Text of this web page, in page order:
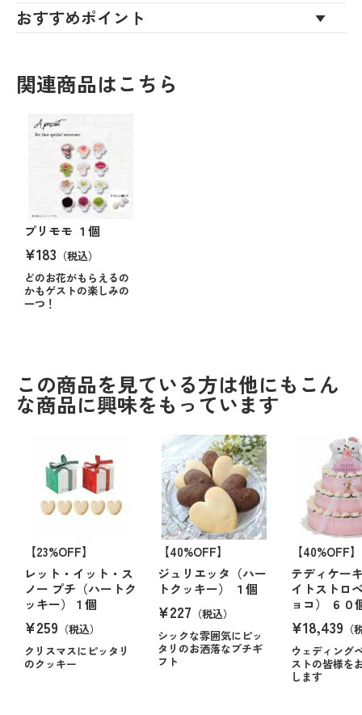
おすすめポイント
関連商品はこちら
プリモモ １個
¥183 （税込）
どのお花がもらえるの
かもゲストの楽しみの
一つ！
この商品を見ている方は他にもこん
な商品に興味をもっています
【23%OFF】
レット・イット・ス
ノー プチ（ハートク
ッキー）１個
¥259 （税込）
クリスマスにピッタリ
のクッキー
【40%OFF】
ジュリエッタ（ハー
トクッキー） １個
¥227 （税込）
シックな雰囲気にピッ
タリのお洒落なプチギ
フト
【40%OFF】
テディケー
イトストロ
ョコ） ６０
¥18,439 （
ウェディング
ストの皆様を
します